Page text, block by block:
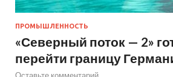
ПРОМЫШЛЕННОСТЬ
«Северный поток — 2»
перейти границу
Оставьте комментарий